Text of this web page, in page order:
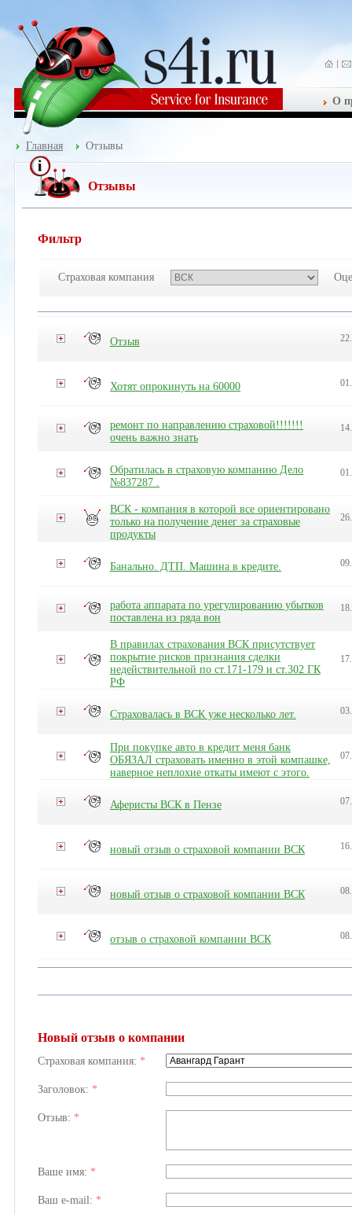
О
Главная Отзывы
Отзывы
Фильтр
Страховая компания
Отзыв
Хотят опрокинуть на 60000
ремонт по направлению страховой!!!!!!!
очень важно знать
Обратилась в страховую компанию Дело
№837287 .
ВСК - компания в которой все ориентировано
только на получение денег за страховые
продукты
Банально. ДТП. Машина в кредите.
работа аппарата по урегулированию убытков
поставлена из ряда вон
В правилах страхования ВСК присутствует
покрытие рисков признания сделки
недействительной по ст.171-179 и ст.302 ГК
РФ
Страховалась в ВСК уже несколько лет.
При покупке авто в кредит меня банк
ОБЯЗАЛ страховать именно в этой компашке,
наверное неплохие откаты имеют с этого.
Аферисты ВСК в Пензе
новый отзыв о страховой компании ВСК
новый отзыв о страховой компании ВСК
отзыв о страховой компании ВСК
Новый отзыв о компании
Страховая компания: *
Заголовок: *
Отзыв: *
Ваше имя: *
Ваш e-mail: *